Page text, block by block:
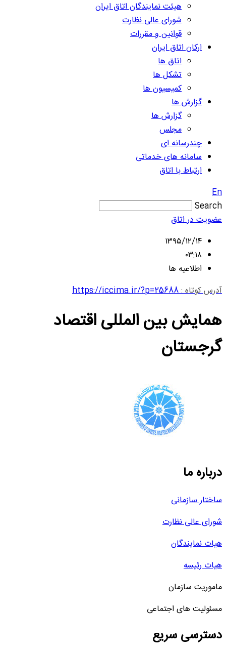
هیئت نمایندگان اتاق ایران
شورای عالی نظارت
قوانین و مقررات
ارکان اتاق ایران
اتاق ها
تشکل ها
کمیسیون ها
گزارش ها
گزارش ها
مجلس
چندرسانه ای
سامانه های خدماتی
ارتباط با اتاق
En
Search
عضویت در اتاق
۱۳۹۵/۱۲/۱۴
۰۳:۱۸
اطلاعیه ها
آدرس کوتاه :https://iccima.ir/?p=25688
همایش بین المللی اقتصاد
گرجستان
درباره ما
ساختار سازمانی
شورای عالی نظارت
هیات نمایندگان
هیات رئیسه
ماموریت سازمان
مسئولیت های اجتماعی
دسترسی سریع